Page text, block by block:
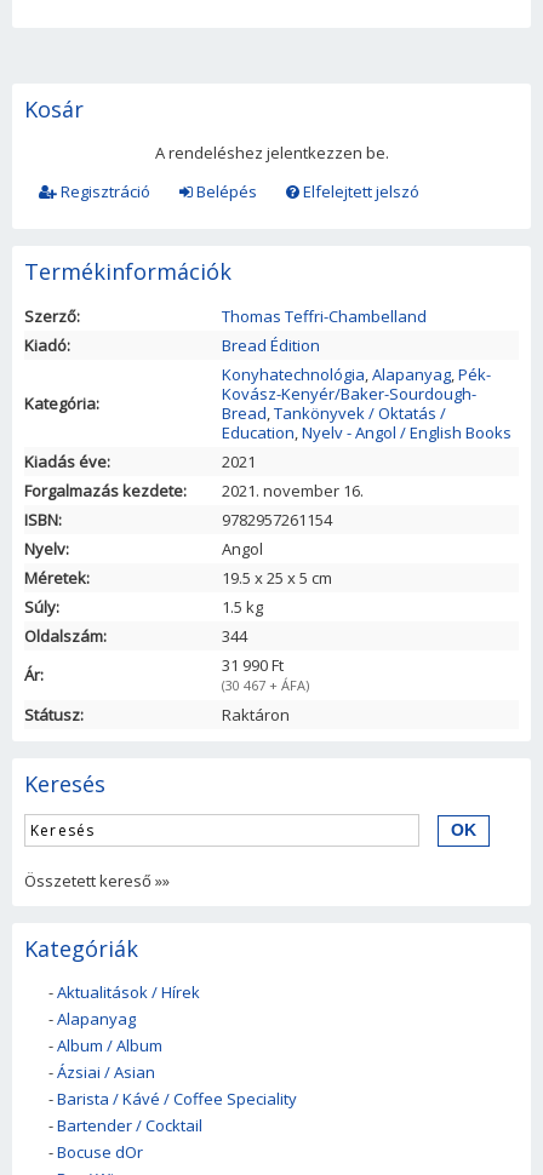
Kosár
A rendeléshez jelentkezzen be.
Regisztráció
Belépés Elfelejtett jelszó
Termékinformációk
Szerző:
Thomas Teffri-Chambelland
Kiadó:
Bread Édition
Kategória:
Konyhatechnológia,Alapanyag,Pék-
Kovász-Kenyér/Baker-Sourdough-
Bread,Tankönyvek / Oktatás /
Education,Nyelv - Angol / English Books
Kiadás éve:
2021
Forgalmazás kezdete:
2021. november 16.
ISBN:
9782957261154
Nyelv:
Angol
Méretek:
19.5 x25 x5 cm
Súly:
1.5 kg
Oldalszám:
344
Ár:
31 990 Ft
(30 467 + ÁFA)
Státusz: Raktáron
Keresés
Összetett kereső »»
Kategóriák
-Aktualitások / Hírek
-Alapanyag
-Album / Album
-Ázsiai / Asian
-Barista / Kávé / Coffee Speciality
-Bartender / Cocktail
-Bocuse dOr